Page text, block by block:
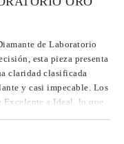
de Laboratorio
esta pieza presenta
claridad clasificada
y casi impecable. Los
Excelente a Ideal, lo que